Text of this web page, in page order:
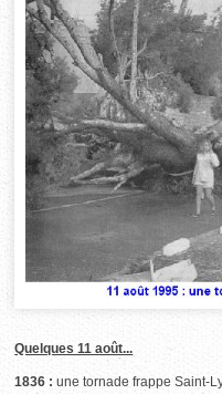
Quelques 11 août...
1836 : une tornade frappe Saint-